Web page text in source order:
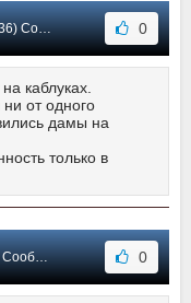
#4 0
каблуках.
от одного
дамы на
только в
#3 0